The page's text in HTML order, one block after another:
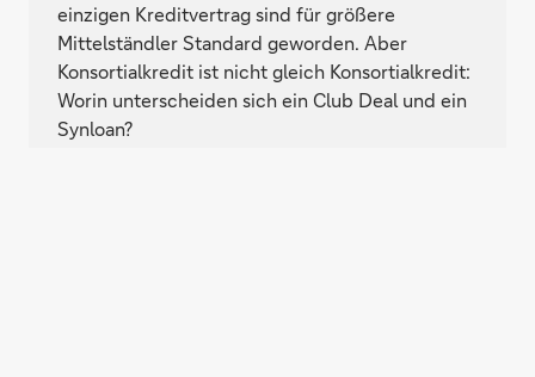
einzigen Kreditvertrag sind für größere
Mittelständler Standard geworden. Aber
Konsortialkredit ist nicht gleich Konsortialkredit:
Worin unterscheiden sich ein Club Deal und ein
Synloan?